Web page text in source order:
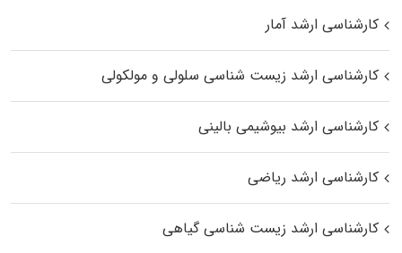
کارشناسی ارشد آمار
کارشناسی ارشد زیست شناسی سلولی و مولکولی
کارشناسی ارشد بیوشیمی بالینی
کارشناسی ارشد ریاضی
کارشناسی ارشد زیست‌ شناسی گیاهی